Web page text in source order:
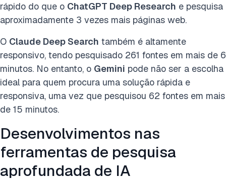
rápido do que o ChatGPT Deep Research e pesquisa
aproximadamente 3 vezes mais páginas web.
O Claude Deep Search também é altamente
responsivo, tendo pesquisado 261 fontes em mais de 6
minutos. No entanto, o Gemini pode não ser a escolha
ideal para quem procura uma solução rápida e
responsiva, uma vez que pesquisou 62 fontes em mais
de 15 minutos.
Desenvolvimentos nas
ferramentas de pesquisa
aprofundada de IA